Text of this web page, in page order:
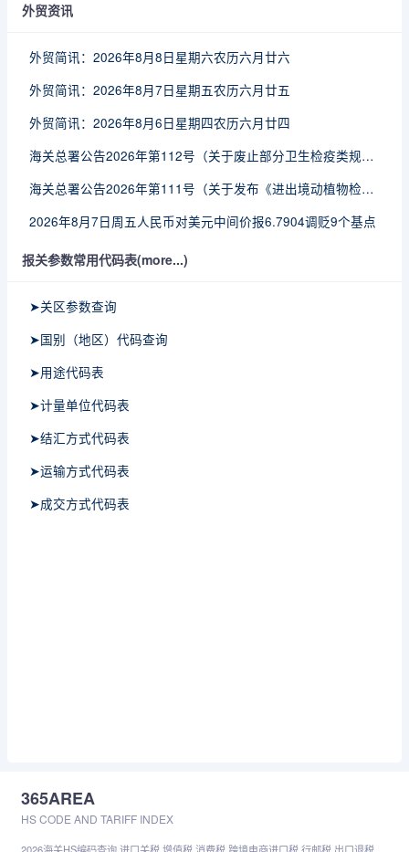
外贸资讯
外贸简讯：2026年8月8日星期六农历六月廿六
外贸简讯：2026年8月7日星期五农历六月廿五
外贸简讯：2026年8月6日星期四农历六月廿四
海关总署公告2026年第112号（关于废止部分卫生检疫类规范性文件的公告）
海关总署公告2026年第111号（关于发布《进出境动植物检疫处理监督管理工作规定》《进出境卫生处理监督管理工作规定》的公告）
2026年8月7日周五人民币对美元中间价报6.7904调贬9个基点
报关参数常用代码表(more...)
➤关区参数查询
➤国别（地区）代码查询
➤用途代码表
➤计量单位代码表
➤结汇方式代码表
➤运输方式代码表
➤成交方式代码表
365AREA
HS CODE AND TARIFF INDEX